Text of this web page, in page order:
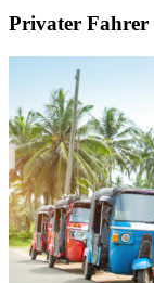
Privater Fahrer